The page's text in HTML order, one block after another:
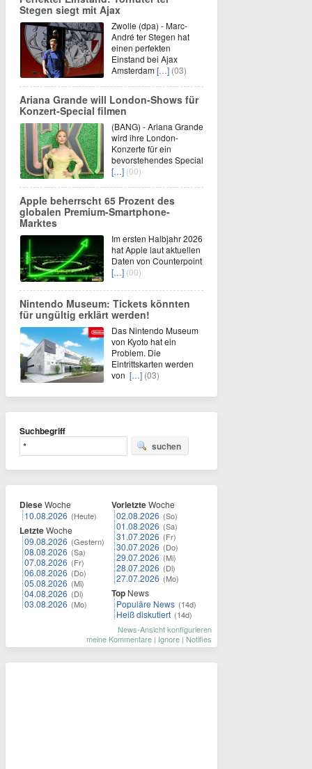
Stegen siegt mit Ajax
Zwolle (dpa) - Marc-
André ter Stegen hat
einen perfekten
Einstand bei Ajax
Amsterdam[…] (03)
Ariana Grande will London-Shows für
Konzert-Special filmen
(BANG) - Ariana Grande
wird ihre London-
Konzerte für ein
bevorstehendes Special
[…] (00)
Apple beherrscht 65 Prozent des
globalen Premium-Smartphone-
Marktes
Im ersten Halbjahr 2026
hat Apple laut aktuellen
Daten von Counterpoint
[…] (00)
Nintendo Museum: Tickets könnten
für ungültig erklärt werden!
Das Nintendo Museum
von Kyoto hat ein
Problem. Die
Eintrittskarten werden
von […] (03)
Suchbegriff
suchen
DieseWoche
10.08.2026 (Heute)
LetzteWoche
09.08.2026 (Gestern)
08.08.2026 (Sa)
07.08.2026 (Fr)
06.08.2026 (Do)
05.08.2026 (Mi)
04.08.2026 (Di)
03.08.2026 (Mo)
VorletzteWoche
02.08.2026 (So)
01.08.2026 (Sa)
31.07.2026 (Fr)
30.07.2026 (Do)
29.07.2026 (Mi)
28.07.2026 (Di)
27.07.2026 (Mo)
Top News
Populäre News (14d)
Heiß diskutiert (14d)
News-Ansicht konfigurieren
meine Kommentare | Ignore | Notifies